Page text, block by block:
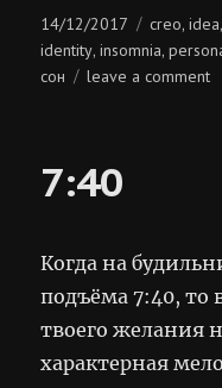
Posted
on
14/12/2017 creo,idea
identity,insomnia,
сон leave a commenton
7:40
Когда на
подъёма 7:40, то
твоего желания
характерная